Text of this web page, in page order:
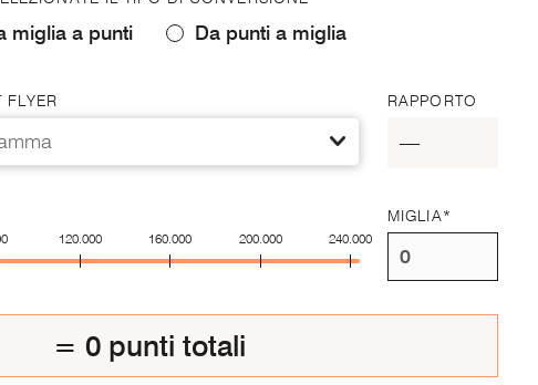
miglia a punti Da punti a miglia
FLYER RAPPORTO
—
120.000 160.000 200.000 240.000
MIGLIA*
= 0 punti totali